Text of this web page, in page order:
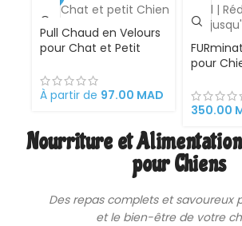
Pull Chaud en Velours
pour Chat et Petit
Confortable et Isolant
pour l’Hiver et
À partir de 97.00 MAD
pour
Perte de
90%
350.00
Nourriture et
pour Chiens
Des repas complets et savoureux
et le bien-être de votre